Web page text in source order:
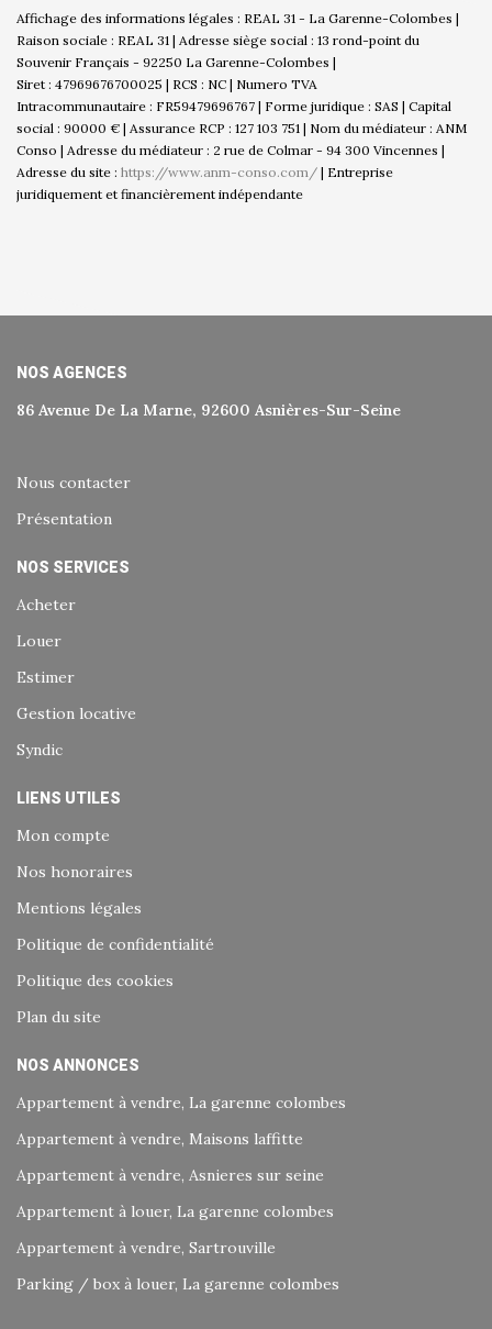
Affichage des informations légales : REAL 31 - La Garenne-Colombes |
Raison sociale : REAL 31 | Adresse siège social : 13 rond-point du
Souvenir Français - 92250 La Garenne-Colombes |
Siret : 47969676700025 | RCS : NC | Numero TVA
Intracommunautaire : FR59479696767 | Forme juridique : SAS | Capital
social : 90000 € | Assurance RCP : 127 103 751 | Nom du médiateur : ANM
Conso | Adresse du médiateur : 2 rue de Colmar - 94 300 Vincennes |
Adresse du site : https://www.anm-conso.com/ | Entreprise
juridiquement et financièrement indépendante
NOS AGENCES
86 Avenue De La Marne, 92600 Asnières-Sur-Seine
Nous contacter
Présentation
NOS SERVICES
Acheter
Louer
Estimer
Gestion locative
Syndic
LIENS UTILES
Mon compte
Nos honoraires
Mentions légales
Politique de confidentialité
Politique des cookies
Plan du site
NOS ANNONCES
Appartement à vendre, La garenne colombes
Appartement à vendre, Maisons laffitte
Appartement à vendre, Asnieres sur seine
Appartement à louer, La garenne colombes
Appartement à vendre, Sartrouville
Parking / box à louer, La garenne colombes